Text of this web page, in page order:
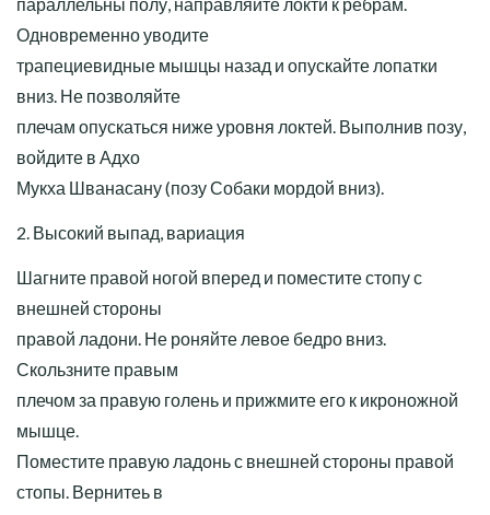
Одновременно уводите
трапециевидные мышцы назад и опускайте лопатки
вниз. Не позволяйте
плечам опускаться ниже уровня локтей. Выполнив позу,
войдите в Адхо
Мукха Шванасану (позу Собаки мордой вниз).
2. Высокий выпад, вариация
Шагните правой ногой вперед и поместите стопу с
внешней стороны
правой ладони. Не роняйте левое бедро вниз.
Скользните правым
плечом за правую голень и прижмите его к икроножной
мышце.
Поместите правую ладонь с внешней стороны правой
стопы. Вернитеь в